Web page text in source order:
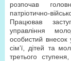
розпочав
патріотично-
Працював
управління
особистий внесок
сім’ї, дітей та
третього